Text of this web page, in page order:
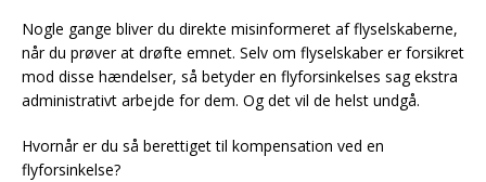
Nogle gange bliver du direkte misinformeret af flyselskaberne,
når du prøver at drøfte emnet. Selv om flyselskaber er forsikret
mod disse hændelser, så betyder en flyforsinkelses sag ekstra
administrativt arbejde for dem. Og det vil de helst undgå.
Hvornår er du så berettiget til kompensation ved en
flyforsinkelse?